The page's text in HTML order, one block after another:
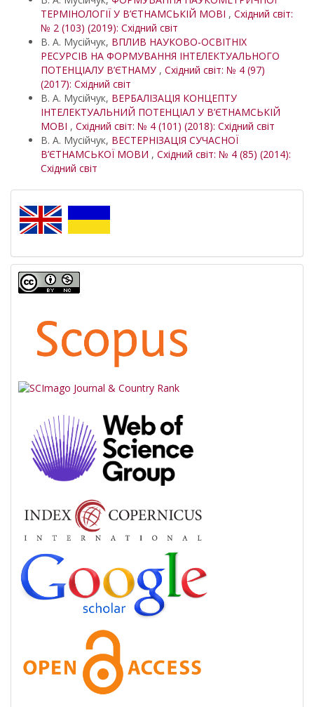
ТЕРМІНОЛОГІЇ У В’ЄТНАМСЬКІЙ МОВІ , Східний світ:
№ 2 (103) (2019): Східний світ
В. А. Мусійчук, ВПЛИВ НАУКОВО-ОСВІТНІХ
РЕСУРСІВ НА ФОРМУВАННЯ ІНТЕЛЕКТУАЛЬНОГО
ПОТЕНЦІАЛУ В’ЄТНАМУ , Східний світ: № 4 (97)
(2017): Східний світ
В. А. Мусійчук, ВЕРБАЛІЗАЦІЯ КОНЦЕПТУ
ІНТЕЛЕКТУАЛЬНИЙ ПОТЕНЦІАЛ У В’ЄТНАМСЬКІЙ
МОВІ , Східний світ: № 4 (101) (2018): Східний світ
В. А. Мусійчук, ВЕСТЕРНІЗАЦІЯ СУЧАСНОЇ
В’ЄТНАМСЬКОЇ МОВИ , Східний світ: № 4 (85) (2014):
Східний світ